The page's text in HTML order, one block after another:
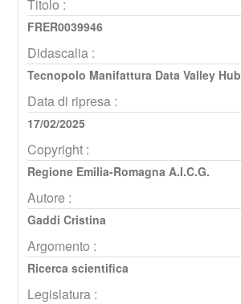
Titolo :
FRER0039946
Didascalia :
Tecnopolo Manifattura Data Valley Hub
Data di ripresa :
17/02/2025
Copyright :
Regione Emilia-Romagna A.I.C.G.
Autore :
Gaddi Cristina
Argomento :
Ricerca scientifica
Legislatura :